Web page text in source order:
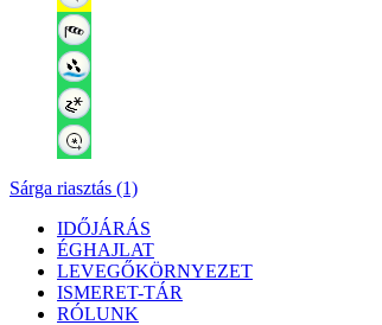
Sárga riasztás (1)
IDŐJÁRÁS
ÉGHAJLAT
LEVEGŐKÖRNYEZET
ISMERET-TÁR
RÓLUNK